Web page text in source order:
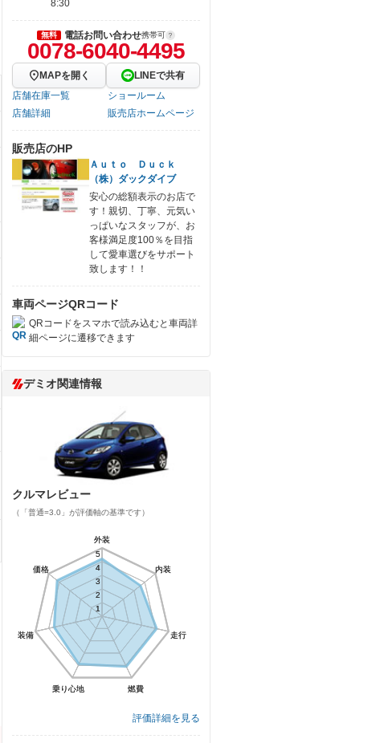
8:30
無料 電話お問い合わせ携帯可
0078-6040-4495
MAPを開く
LINEで共有
店舗在庫一覧
ショールーム
店舗詳細
販売店ホームページ
販売店のHP
Ａｕｔｏ Ｄｕｃｋ
（株）ダックダイブ
安心の総額表示のお店で
す！親切、丁寧、元気い
っぱいなスタッフが、お
客様満足度100％を目指
して愛車選びをサポート
致します！！
車両ページQRコード
QRコードをスマホで読み込むと車両詳
細ページに遷移できます
デミオ関連情報
クルマレビュー
（「普通=3.0」が評価軸の基準です）
外装
内装
走行
燃費
乗り心地
装備
価格
1
2
3
4
5
外装
内装
走行
燃費
乗り心地
装備
価格
1
2
3
4
5
評価詳細を見る